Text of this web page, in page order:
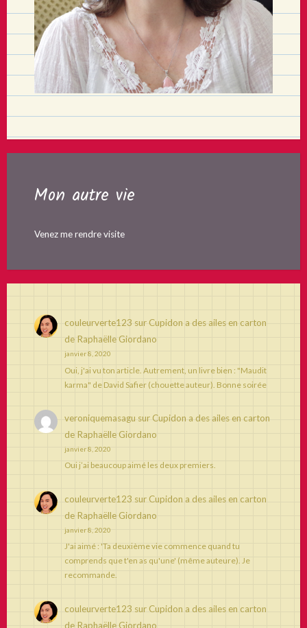
Mon autre vie
Venez me rendre visite
couleurverte123 sur Cupidon a des ailes en carton
de Raphaëlle Giordano
janvier 8, 2020
Oui, j'ai vu ton article. Autrement, un livre bien : "Maudit
karma" de David Safier (chouette auteur). Bonne soirée
veroniquemasagu sur Cupidon a des ailes en carton
de Raphaëlle Giordano
janvier 8, 2020
Oui j’ai beaucoup aimé les deux premiers.
couleurverte123 sur Cupidon a des ailes en carton
de Raphaëlle Giordano
janvier 8, 2020
J'ai aimé : 'Ta deuxième vie commence quand tu
comprends que t'en as qu'une' (même auteure). Je
recommande.
couleurverte123 sur Cupidon a des ailes en carton
de Raphaëlle Giordano